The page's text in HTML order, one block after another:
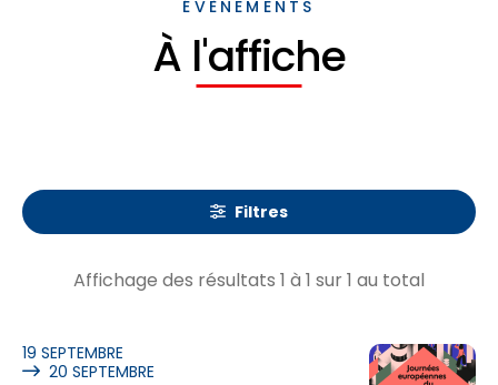
ÉVÈNEMENTS
À l'affiche
Filtres
Affichage des résultats 1 à 1 sur1 au total
19 SEPTEMBRE
20 SEPTEMBRE